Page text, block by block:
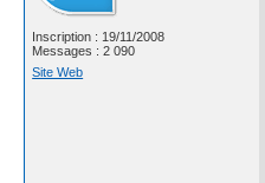
Inscription : 19/11/2008
Messages : 2 090
Site Web